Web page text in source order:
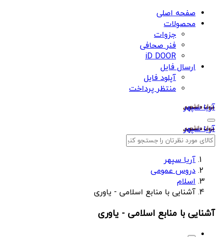
صفحه اصلی
محصولات
جزوات
فنر صحافی
iD DOOR
ارسال فایل
آپلود فایل
منتظر پرداخت
آریا سپهر
آریا سپهر
آریا سپهر
دروس عمومی
اسلام
آشنایی با منابع اسلامی - یاوری
آشنایی با منابع اسلامی - یاوری